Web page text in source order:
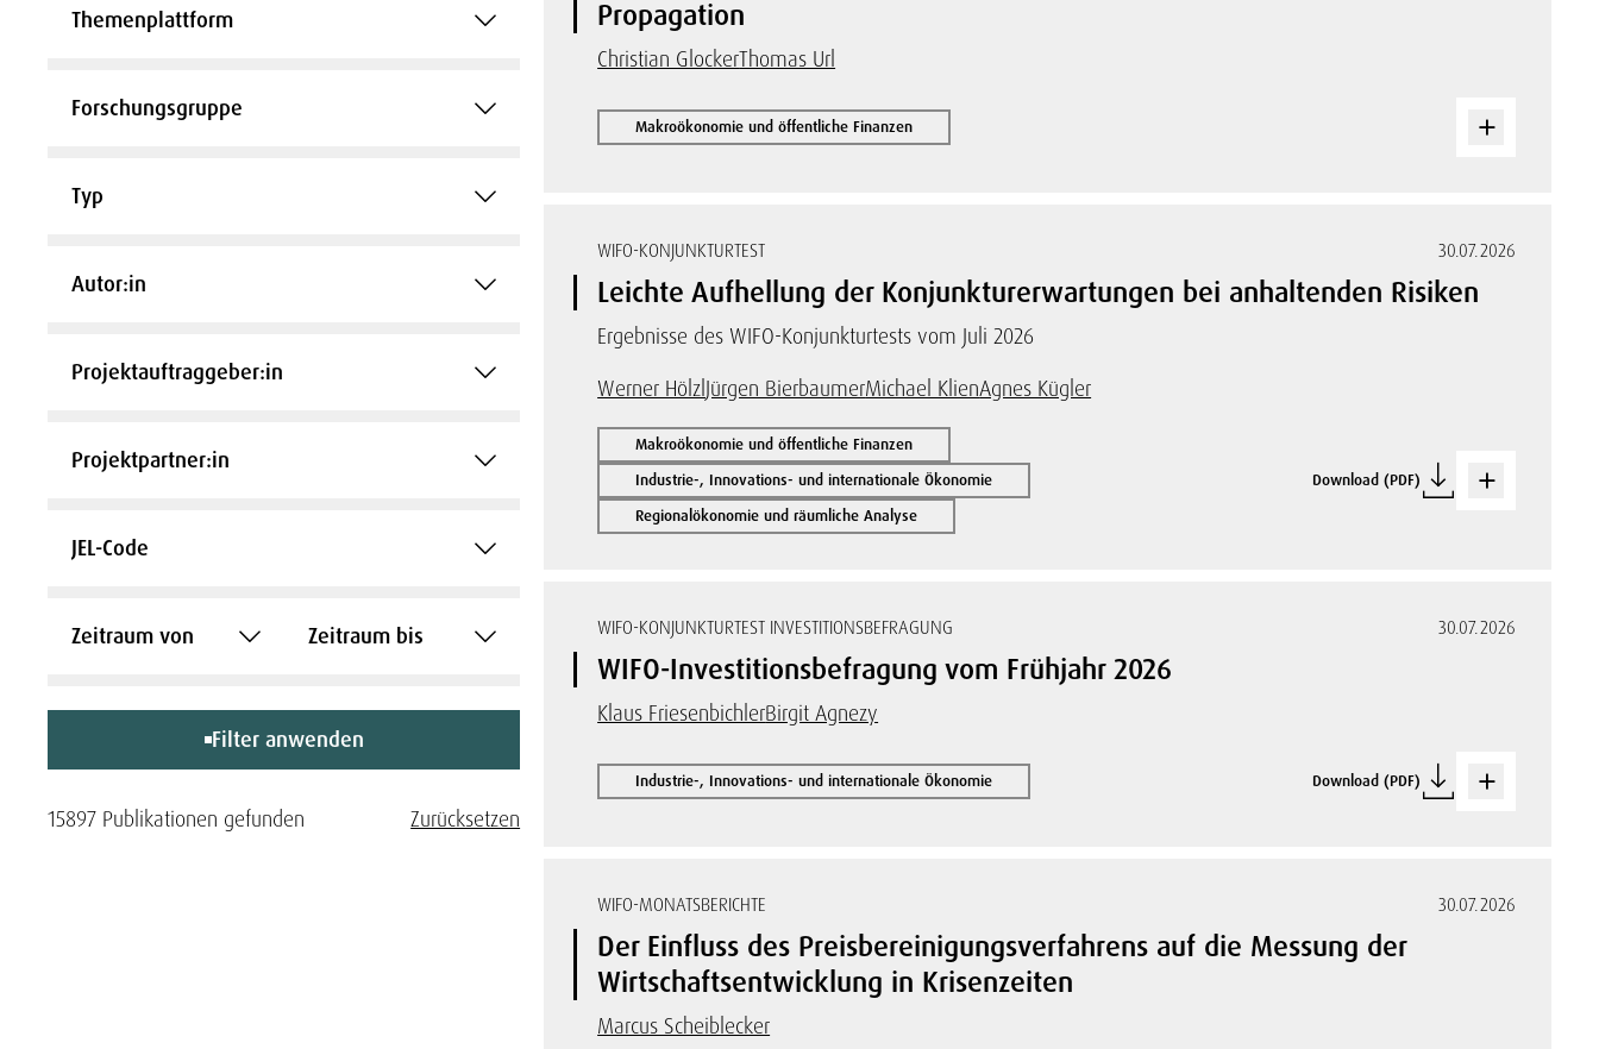
Themenplattform
Forschungsgruppe
Typ
Autor:in
Projektauftraggeber:in
Projektpartner:in
JEL-Code
Zeitraum von Zeitraum bis
Filter anwenden
15897 Publikationen gefunden Zurücksetzen
Propagation
Christian GlockerThomas Url
Makroökonomie und öffentliche Finanzen
WIFO-KONJUNKTURTEST 30.07.2026
Leichte Aufhellung der Konjunkturerwartungen bei anhaltenden Risiken
Ergebnisse des WIFO-Konjunkturtests vom Juli 2026
Werner Hölzl Jürgen BierbaumerMichael KlienAgnes Kügler
Makroökonomie und öffentliche Finanzen
Industrie-, Innovations- und internationale Ökonomie
Regionalökonomie und räumliche Analyse
Download (PDF)
WIFO-KONJUNKTURTEST INVESTITIONSBEFRAGUNG 30.07.2026
WIFO-Investitionsbefragung vom Frühjahr 2026
Klaus FriesenbichlerBirgit Agnezy
Industrie-, Innovations- und internationale Ökonomie Download (PDF)
WIFO-MONATSBERICHTE 30.07.2026
Der Einfluss des Preisbereinigungsverfahrens auf die Messung der
Wirtschaftsentwicklung in Krisenzeiten
Marcus Scheiblecker